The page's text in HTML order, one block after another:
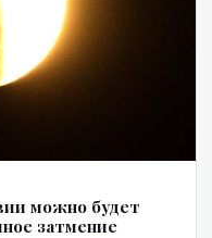
можно будет
затмение